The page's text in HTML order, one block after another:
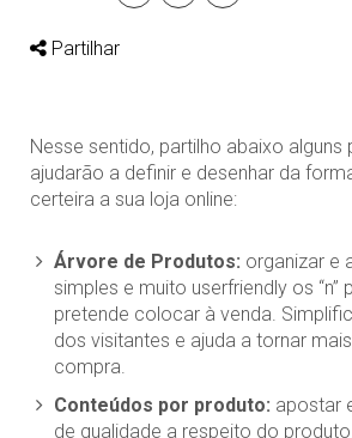
Partilhar
Nesse sentido, partilho abaixo alguns
ajudarão a definir e desenhar da
certeira a sua loja online:
Árvore de Produtos: organizar e
simples e muito userfriendly os “n”
pretende colocar à venda.
dos visitantes e ajuda a tornar
compra.
Conteúdos por produto: apostar
de qualidade a respeito do